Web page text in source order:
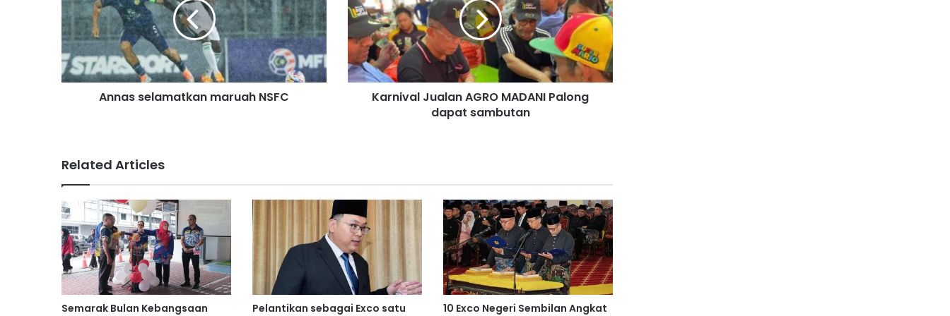
a
s
s
e
a
n
m
a
r
u
a
h
N
S
F
Annas selamatkan maruah NSFC
n
v
a
l
J
G
R
O
M
A
D
A
N
Karnival Jualan AGRO MADANI Palong
dapat sambutan
Related Articles
Semarak Bulan Kebangsaan
Pelantikan sebagai Exco satu
10 Exco Negeri Sembilan Angkat